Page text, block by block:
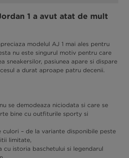
1 a avut atat de mult
modelul AJ 1 mai ales pentru
nu este singurul motiv pentru care
sneakersilor, pasiunea apare si dispare
a durat aproape patru decenii.
se demodeaza niciodata si care se
bine cu outfiturile sporty si
culori – de la variante disponibile peste
limitate,
cu istoria baschetului si legendarul